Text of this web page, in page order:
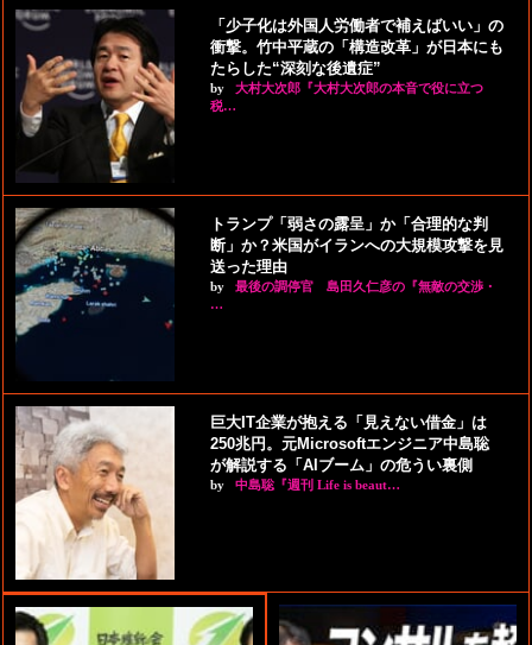
「少子化は外国人労働者で補えばいい」の
衝撃。竹中平蔵の「構造改革」が日本にも
たらした“深刻な後遺症”
by
大村大次郎『大村大次郎の本音で役に立つ
税…
トランプ「弱さの露呈」か「合理的な判
断」か？米国がイランへの大規模攻撃を見
送った理由
by
最後の調停官 島田久仁彦の『無敵の交渉・
…
巨大IT企業が抱える「見えない借金」は
250兆円。元Microsoftエンジニア中島聡
が解説する「AIブーム」の危うい裏側
by 中島聡『週刊 Life is beaut…